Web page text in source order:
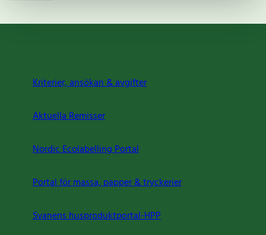
Kriterier, ansökan & avgifter
Aktuella Remisser
Nordic Ecolabelling Portal
Portal för massa, papper & tryckerier
Svanens husproduktportal-HPP